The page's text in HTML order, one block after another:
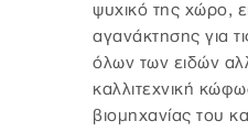
ψυχικό της χώρο,
αγανάκτησης για
όλων των ειδών
καλλιτεχνική
βιομηχανίας του